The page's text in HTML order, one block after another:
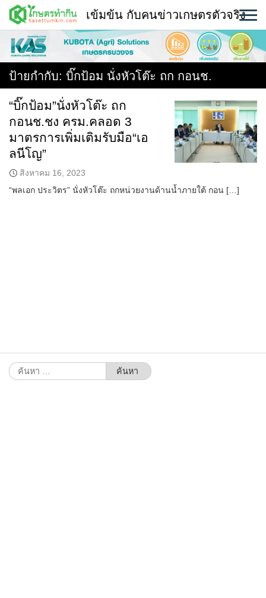
Skip
content
พืช
หน้าแรก
แวดวงเกษตร
ใคร ทำอะไร ที่ไหน
สถานีข่าววันนี้
เข้มข้น กับคนข่าวเกษตรตัวจริง
ป้ายกำกับ: บิ๊กป้อม นั่งหัวโต๊ะ ถก กอนช.
“บิ๊กป้อม”นั่งหัวโต๊ะ ถก
กอนช.ชง ครม.คลอด 3
มาตรการเพิ่มเติมรับมือ“เอ
ลนีโญ”
สิงหาคม 16, 2023
“พลเอก ประวิตร” นั่งหัวโต๊ะ ถกหน่วยงานด้านน้ำภายใต้ กอน […]
ค้นหา
สำหรับ: